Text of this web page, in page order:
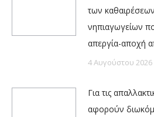
των
νηπιαγωγείων
απεργία-αποχή
4 Αυγούστου 2026
Για τις
αφορούν